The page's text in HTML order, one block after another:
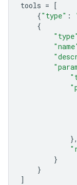
tools = [
{"type" :
{
"type"
},
}
}
]